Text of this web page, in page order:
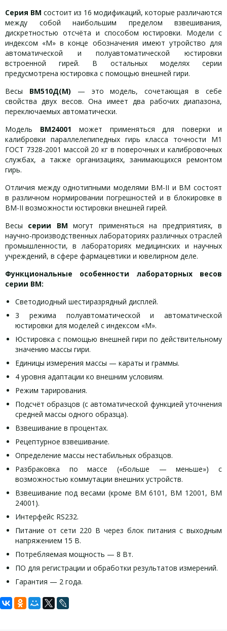
Серия ВМ состоит из 16 модификаций, которые различаются
между собой наибольшим пределом взвешивания,
дискретностью отсчёта и способом юстировки. Модели с
индексом «М» в конце обозначения имеют утройство для
автоматической и полуавтоматической юстировки
встроенной гирей. В остальных моделях серии
предусмотрена юстировка с помощью внешней гири.
Весы ВМ510Д(М) — это модель, сочетающая в себе
свойства двух весов. Она имеет два рабочих диапазона,
переключаемых автоматически.
Модель ВМ24001 может применяться для поверки и
калибровки параллелепипедных гирь класса точности М1
ГОСТ 7328-2001 массой 20 кг в поверочных и калибровочных
службах, а также организациях, занимающихся ремонтом
гирь.
Отличия между однотипными моделями ВМ-II и ВМ состоят
в различном нормировании погрешностей и в блокировке в
ВМ-II возможности юстировки внешней гирей.
Весы серии ВМ могут применяться на предприятиях, в
научно-производственных лабораториях различных отраслей
промышленности, в лабораториях медицинских и научных
учреждений, в сфере фармацевтики и ювелирном деле.
Функциональные особенности
лабораторных весов
серии ВМ:
Светодиодный шестиразрядный дисплей.
3 режима полуавтоматической и автоматической
юстировки для моделей с индексом «М».
Юстировка с помощью внешней гири по действительному
значению массы гири.
Единицы измерения массы — караты и граммы.
4 уровня адаптации ко внешним условиям.
Режим тарирования.
Подсчёт образцов (с автоматической функцией уточнения
средней массы одного образца).
Взвешивание в процентах.
Рецептурное взвешивание.
Определение массы нестабильных образцов.
Разбраковка по массе («больше — меньше») с
возможностью коммутации внешних устройств.
Взвешивание под весами (кроме ВМ 6101, ВМ 12001, ВМ
24001).
Интерфейс RS232.
Питание от сети 220 В через блок питания с выходным
напряжением 15 В.
Потребляемая мощность — 8 Вт.
ПО для регистрации и обработки результатов измерений.
Гарантия — 2 года.
Технические характеристики:
Задать вопрос